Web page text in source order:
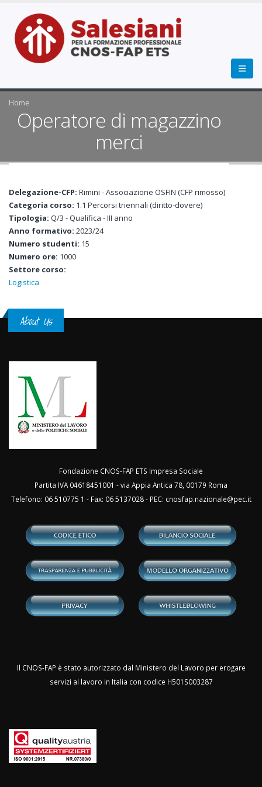
Home
Operatore di magazzino
merci
Delegazione-CFP: Rimini - Associazione OSFIN (CFP rimosso)
Categoria corso: 1.1 Percorsi triennali (diritto-dovere)
Tipologia: Q/3 - Qualifica - III anno
Anno formativo: 2023/24
Numero studenti: 15
Numero ore: 1000
Settore corso:
Logistica
About Us
Fondazione CNOS-FAP ETS Impresa Sociale
Partita IVA 04618451001 - via Appia Antica 78, 00179 Roma
Telefono: 06 510775 1 - Fax: 06 5137028 - PEC: cnosfap.nazionale@pec.it
Il CNOS-FAP è stato autorizzato dal Ministero del Lavoro per erogare
servizi al lavoro in Italia con codice H501S003287